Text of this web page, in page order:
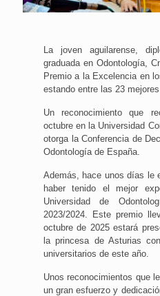
La joven aguilarense,
graduada en Odontología,
Premio a la Excelencia en
estando entre las 23
Un reconocimiento que
octubre en la Universidad
otorga la Conferencia de
Odontología de España.
Además, hace unos días le
haber tenido el mejor
Universidad de
2023/2024. Este premio
octubre de 2025 estará
la princesa de Asturias
universitarios de este año.
Unos reconocimientos que
un gran esfuerzo y